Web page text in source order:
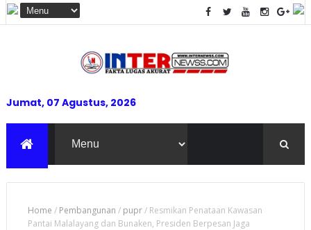
Jumat, 07 Agustus, 2026
Home / Pembangunan / pupr/ Resmikan Penataan Kawasan
Pantai Malalayang dan Bunaken, Presiden Berpesan Jaga